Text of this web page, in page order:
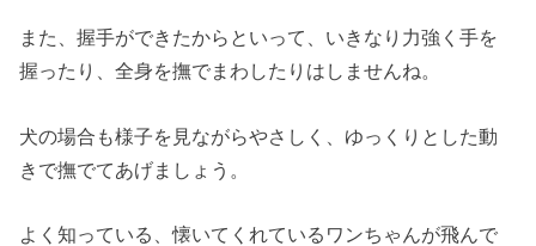
また、握手ができたからといって、いきなり力強く手を
握ったり、全身を撫でまわしたりはしませんね。
犬の場合も様子を見ながらやさしく、ゆっくりとした動
きで撫でてあげましょう。
よく知っている、懐いてくれているワンちゃんが飛んで